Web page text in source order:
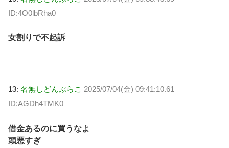
ID:4O0lbRha0
女割りで不起訴
13: 名無しどんぶらこ 2025/07/04(金) 09:41:10.61
ID:AGDh4TMK0
借金あるのに買うなよ
頭悪すぎ